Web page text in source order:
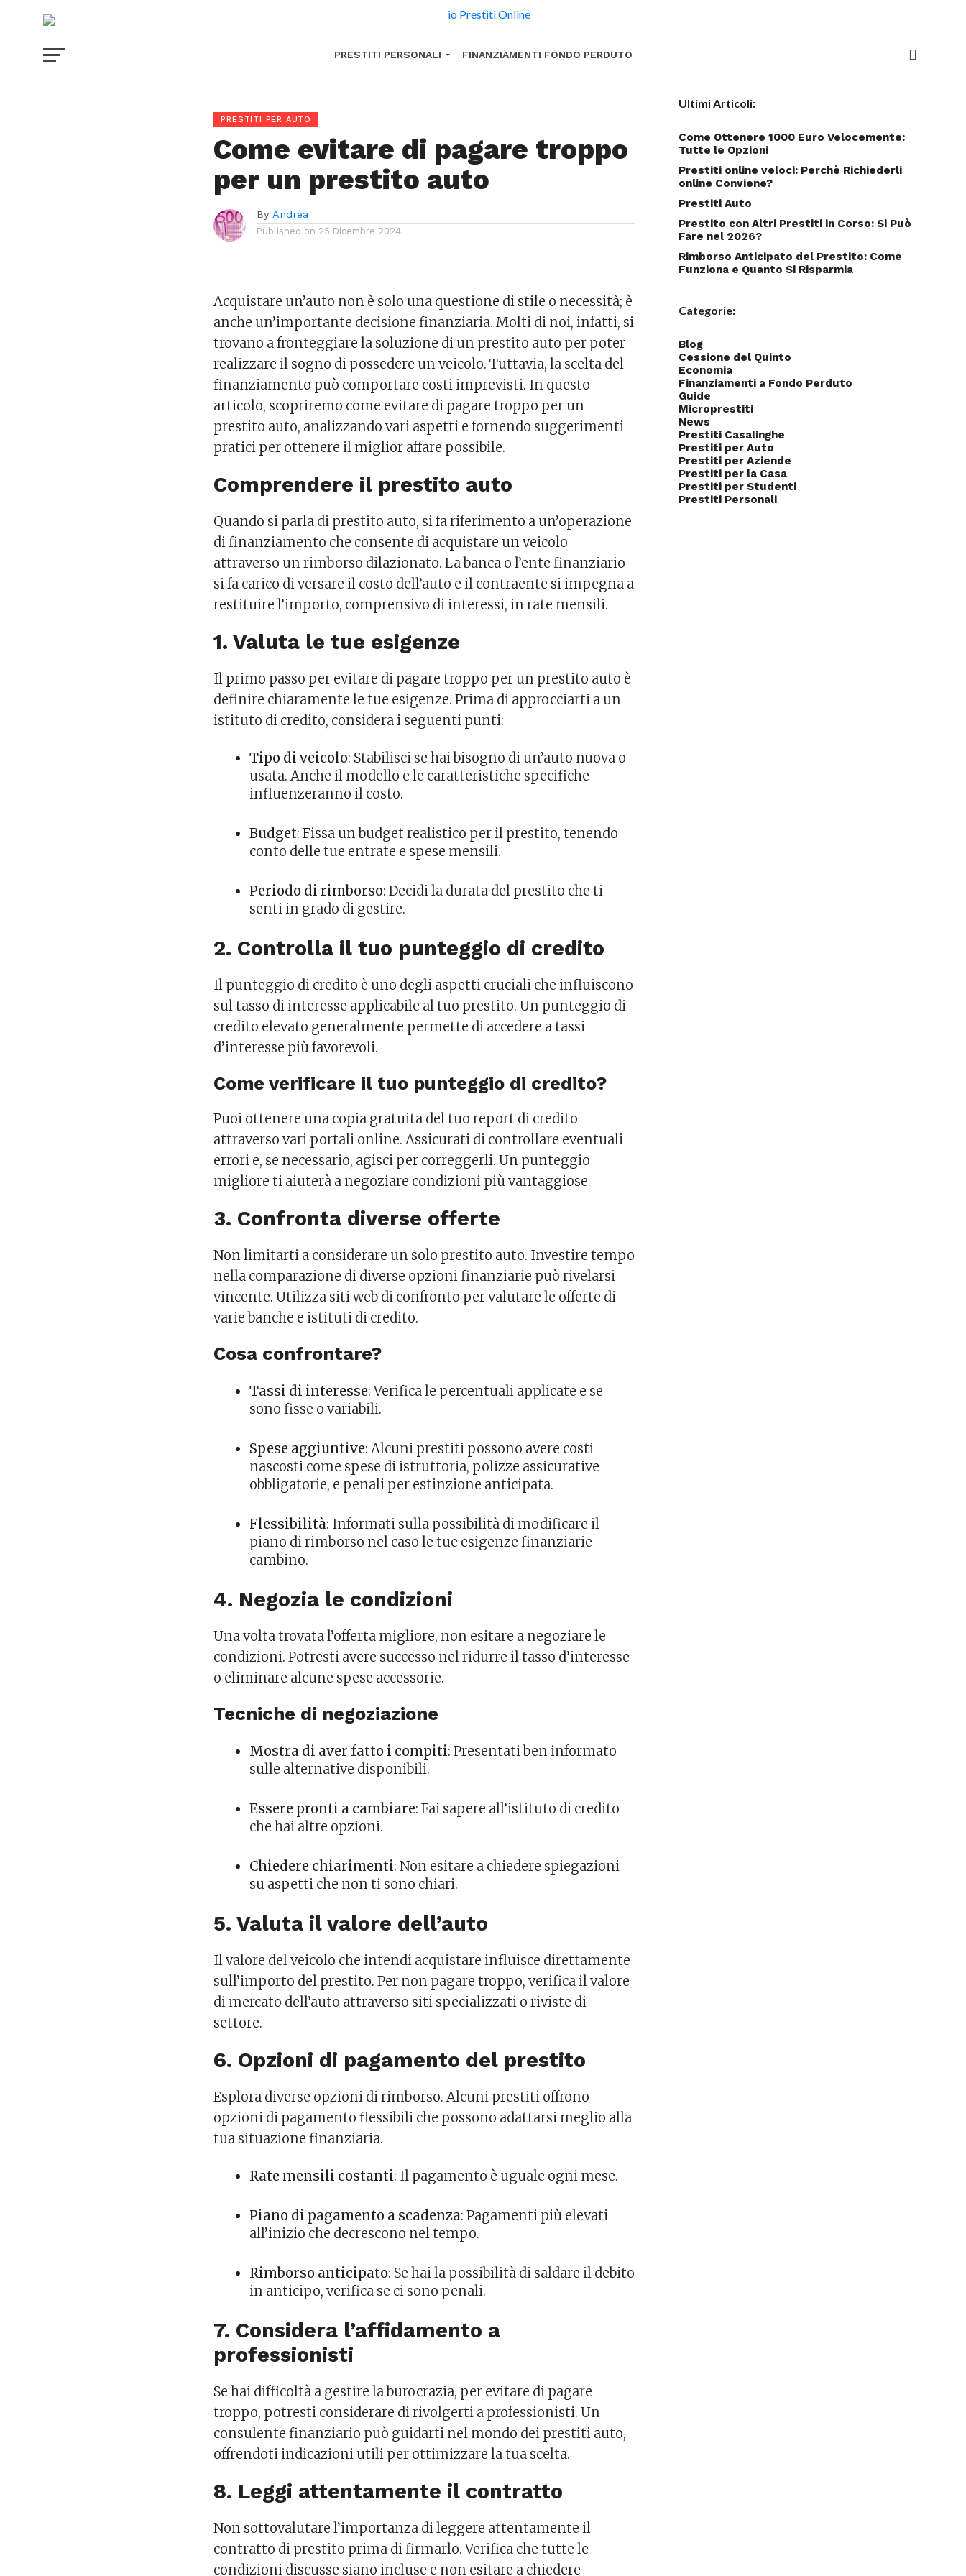
PRESTITI PERSONALI FINANZIAMENTI FONDO PERDUTO
PRESTITI PER AUTO
Come evitare di pagare troppo
per un prestito auto
By Andrea
Published on 25 Dicembre 2024
Acquistare un’auto non è solo una questione di stile o necessità; è
anche un’importante decisione finanziaria. Molti di noi, infatti, si
trovano a fronteggiare la soluzione di un prestito auto per poter
realizzare il sogno di possedere un veicolo. Tuttavia, la scelta del
finanziamento può comportare costi imprevisti. In questo
articolo, scopriremo come evitare di pagare troppo per un
prestito auto, analizzando vari aspetti e fornendo suggerimenti
pratici per ottenere il miglior affare possibile.
Comprendere il prestito auto
Quando si parla di prestito auto, si fa riferimento a un’operazione
di finanziamento che consente di acquistare un veicolo
attraverso un rimborso dilazionato. La banca o l’ente finanziario
si fa carico di versare il costo dell’auto e il contraente si impegna a
restituire l’importo, comprensivo di interessi, in rate mensili.
1. Valuta le tue esigenze
Il primo passo per evitare di pagare troppo per un prestito auto è
definire chiaramente le tue esigenze. Prima di approcciarti a un
istituto di credito, considera i seguenti punti:
Tipo di veicolo: Stabilisci se hai bisogno di un’auto nuova o
usata. Anche il modello e le caratteristiche specifiche
influenzeranno il costo.
Budget: Fissa un budget realistico per il prestito, tenendo
conto delle tue entrate e spese mensili.
Periodo di rimborso: Decidi la durata del prestito che ti
senti in grado di gestire.
2. Controlla il tuo punteggio di credito
Il punteggio di credito è uno degli aspetti cruciali che influiscono
sul tasso di interesse applicabile al tuo prestito. Un punteggio di
credito elevato generalmente permette di accedere a tassi
d’interesse più favorevoli.
Come verificare il tuo punteggio di credito?
Puoi ottenere una copia gratuita del tuo report di credito
attraverso vari portali online. Assicurati di controllare eventuali
errori e, se necessario, agisci per correggerli. Un punteggio
migliore ti aiuterà a negoziare condizioni più vantaggiose.
3. Confronta diverse offerte
Non limitarti a considerare un solo prestito auto. Investire tempo
nella comparazione di diverse opzioni finanziarie può rivelarsi
vincente. Utilizza siti web di confronto per valutare le offerte di
varie banche e istituti di credito.
Cosa confrontare?
Tassi di interesse: Verifica le percentuali applicate e se
sono fisse o variabili.
Spese aggiuntive: Alcuni prestiti possono avere costi
nascosti come spese di istruttoria, polizze assicurative
obbligatorie, e penali per estinzione anticipata.
Flessibilità: Informati sulla possibilità di modificare il
piano di rimborso nel caso le tue esigenze finanziarie
cambino.
4. Negozia le condizioni
Una volta trovata l’offerta migliore, non esitare a negoziare le
condizioni. Potresti avere successo nel ridurre il tasso d’interesse
o eliminare alcune spese accessorie.
Tecniche di negoziazione
Mostra di aver fatto i compiti: Presentati ben informato
sulle alternative disponibili.
Essere pronti a cambiare: Fai sapere all’istituto di credito
che hai altre opzioni.
Chiedere chiarimenti: Non esitare a chiedere spiegazioni
su aspetti che non ti sono chiari.
5. Valuta il valore dell’auto
Il valore del veicolo che intendi acquistare influisce direttamente
sull’importo del prestito. Per non pagare troppo, verifica il valore
di mercato dell’auto attraverso siti specializzati o riviste di
settore.
6. Opzioni di pagamento del prestito
Esplora diverse opzioni di rimborso. Alcuni prestiti offrono
opzioni di pagamento flessibili che possono adattarsi meglio alla
tua situazione finanziaria.
Rate mensili costanti: Il pagamento è uguale ogni mese.
Piano di pagamento a scadenza: Pagamenti più elevati
all’inizio che decrescono nel tempo.
Rimborso anticipato: Se hai la possibilità di saldare il debito
in anticipo, verifica se ci sono penali.
7. Considera l’affidamento a
professionisti
Se hai difficoltà a gestire la burocrazia, per evitare di pagare
troppo, potresti considerare di rivolgerti a professionisti. Un
consulente finanziario può guidarti nel mondo dei prestiti auto,
offrendoti indicazioni utili per ottimizzare la tua scelta.
8. Leggi attentamente il contratto
Non sottovalutare l’importanza di leggere attentamente il
contratto di prestito prima di firmarlo. Verifica che tutte le
condizioni discusse siano incluse e non esitare a chiedere
Ultimi Articoli:
Come Ottenere 1000 Euro Velocemente:
Tutte le Opzioni
Prestiti online veloci: Perchè Richiederli
online Conviene?
Prestiti Auto
Prestito con Altri Prestiti in Corso: Si Può
Fare nel 2026?
Rimborso Anticipato del Prestito: Come
Funziona e Quanto Si Risparmia
Categorie:
Blog
Cessione del Quinto
Economia
Finanziamenti a Fondo Perduto
Guide
Microprestiti
News
Prestiti Casalinghe
Prestiti per Auto
Prestiti per Aziende
Prestiti per la Casa
Prestiti per Studenti
Prestiti Personali